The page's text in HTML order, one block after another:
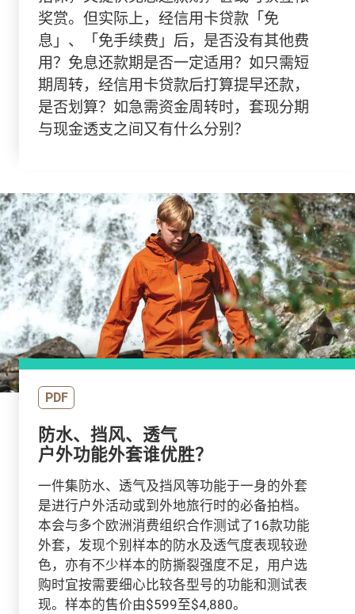
奖赏。但实际上，经信用卡贷款「免
息」、「免手续费」后，是否没有其他费
用？免息还款期是否一定适用？如只需短
期周转，经信用卡贷款后打算提早还款，
是否划算？如急需资金周转时，套现分期
与现金透支之间又有什么分别？
PDF
防水、挡风、透气
户外功能外套谁优胜？
一件集防水、透气及挡风等功能于一身的外套
是进行户外活动或到外地旅行时的必备拍档。
本会与多个欧洲消费组织合作测试了16款功能
外套，发现个别样本的防水及透气度表现较逊
色，亦有不少样本的防撕裂强度不足，用户选
购时宜按需要细心比较各型号的功能和测试表
现。样本的售价由$599至$4,880。